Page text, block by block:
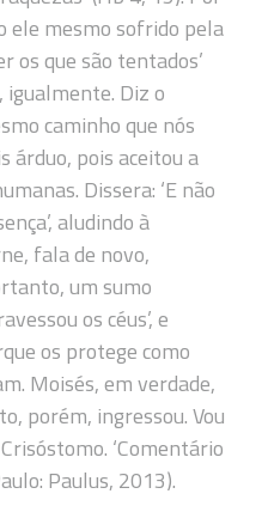
ele mesmo sofrido pela
os que são tentados’
igualmente. Diz o
caminho que nós
árduo, pois aceitou a
Dissera: ‘E não
aludindo à
fala de novo,
um sumo
os céus’, e
os protege como
Moisés, em verdade,
porém, ingressou. Vou
‘Comentário
Paulus, 2013).